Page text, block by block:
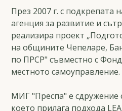
През 2007 г. с подкрепата
агенция за развитие и
реализира проект
на общините Чепеларе,
по ПРСР" съвместно с
местното самоуправление.
МИГ "Преспа" е сдружение
което прилага подхода